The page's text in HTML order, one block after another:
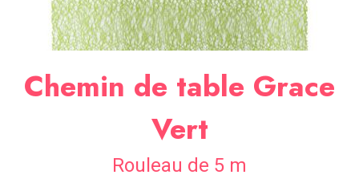
CONTACT
Chemin de table Grace
Vert
Rouleau de 5 m